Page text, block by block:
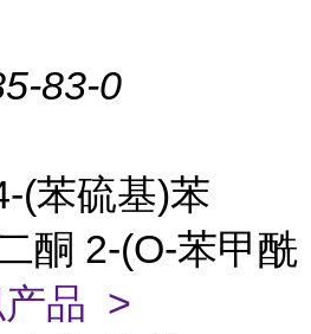
83-0
(苯硫基)苯
酮 2-(O-苯甲酰
产品 >